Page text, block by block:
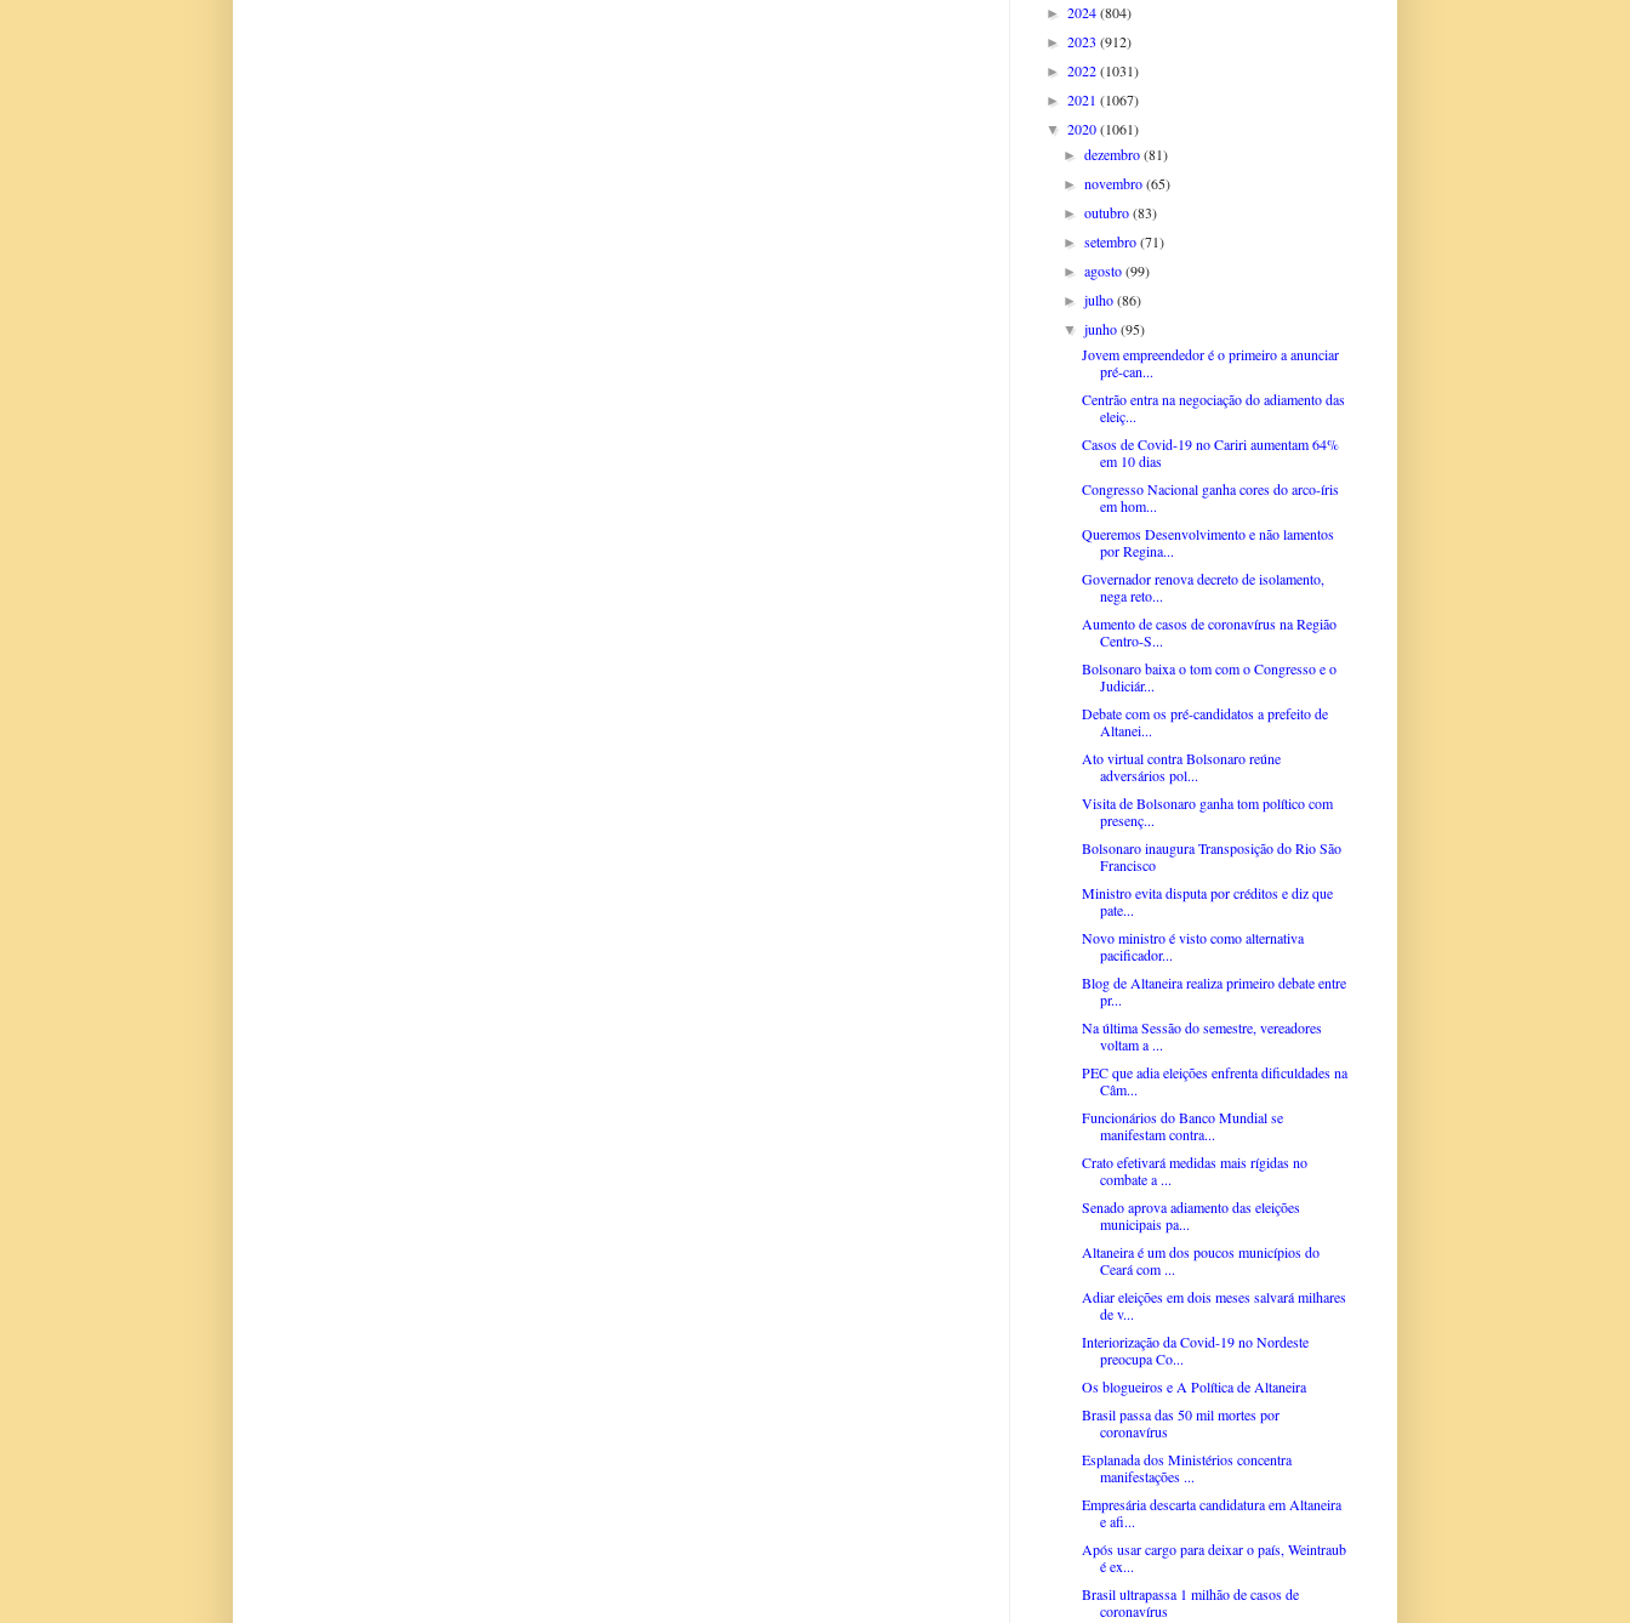
► 2024(804)
► 2023 (912)
► 2022(1031)
► 2021 (1067)
▼ 2020(1061)
►dezembro(81)
►novembro(65)
►outubro(83)
►setembro(71)
►agosto(99)
►julho(86)
▼junho(95)
Jovem empreendedor é o primeiro a anunciar
pré-can...
Centrão entra na negociação do adiamento das
eleiç...
Casos de Covid-19 no Cariri aumentam 64%
em 10 dias
Congresso Nacional ganha cores do arco-íris
em hom...
Queremos Desenvolvimento e não lamentos
por Regina...
Governador renova decreto de isolamento,
nega reto...
Aumento de casos de coronavírus na Região
Centro-S...
Bolsonaro baixa o tom com o Congresso e o
Judiciár...
Debate com os pré-candidatos a prefeito de
Altanei...
Ato virtual contra Bolsonaro reúne
adversários pol...
Visita de Bolsonaro ganha tom político com
presenç...
Bolsonaro inaugura Transposição do Rio São
Francisco
Ministro evita disputa por créditos e diz que
pate...
Novo ministro é visto como alternativa
pacificador...
Blog de Altaneira realiza primeiro debate entre
pr...
Na última Sessão do semestre, vereadores
voltam a ...
PEC que adia eleições enfrenta dificuldades na
Câm...
Funcionários do Banco Mundial se
manifestam contra...
Crato efetivará medidas mais rígidas no
combate a ...
Senado aprova adiamento das eleições
municipais pa...
Altaneira é um dos poucos municípios do
Ceará com ...
Adiar eleições em dois meses salvará milhares
de v...
Interiorização da Covid-19 no Nordeste
preocupa Co...
Os blogueiros e A Política de Altaneira
Brasil passa das 50 mil mortes por
coronavírus
Esplanada dos Ministérios concentra
manifestações ...
Empresária descarta candidatura em Altaneira
e afi...
Após usar cargo para deixar o país, Weintraub
é ex...
Brasil ultrapassa 1 milhão de casos de
coronavírus